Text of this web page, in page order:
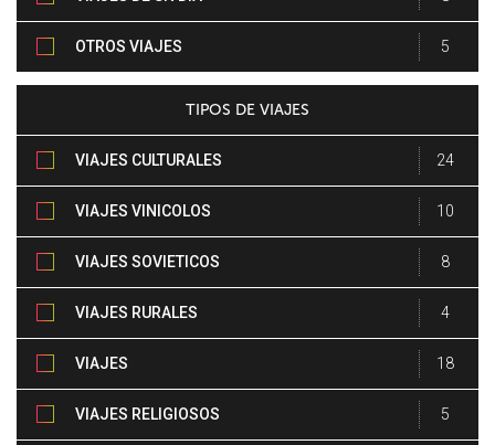
ENTERO
OTROS VIAJES 5
TIPOS DE VIAJES
VIAJES CULTURALES 24
VIAJES VINICOLOS 10
VIAJES SOVIETICOS 8
VIAJES RURALES 4
VIAJES
PATRIMONIALES
18
VIAJES RELIGIOSOS 5